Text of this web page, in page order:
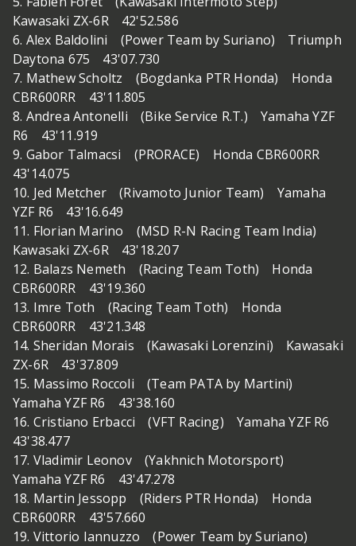
Kawasaki ZX-6R 42'52.586
6. Alex Baldolini (Power Team by Suriano) Triumph
Daytona 675 43'07.730
7. Mathew Scholtz (Bogdanka PTR Honda) Honda
CBR600RR 43'11.805
8. Andrea Antonelli (Bike Service R.T.) Yamaha YZF
R6 43'11.919
9. Gabor Talmacsi (PRORACE) Honda CBR600RR
43'14.075
10. Jed Metcher (Rivamoto Junior Team) Yamaha
YZF R6 43'16.649
11. Florian Marino (MSD R-N Racing Team India)
Kawasaki ZX-6R 43'18.207
12. Balazs Nemeth (Racing Team Toth) Honda
CBR600RR 43'19.360
13. Imre Toth (Racing Team Toth) Honda
CBR600RR 43'21.348
14. Sheridan Morais (Kawasaki Lorenzini) Kawasaki
ZX-6R 43'37.809
15. Massimo Roccoli (Team PATA by Martini)
Yamaha YZF R6 43'38.160
16. Cristiano Erbacci (VFT Racing) Yamaha YZF R6
43'38.477
17. Vladimir Leonov (Yakhnich Motorsport)
Yamaha YZF R6 43'47.278
18. Martin Jessopp (Riders PTR Honda) Honda
CBR600RR 43'57.660
19. Vittorio Iannuzzo (Power Team by Suriano)